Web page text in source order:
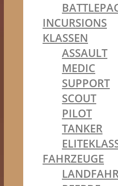
INCURSIONS
KLASSEN
ASSAULT
MEDIC
SUPPORT
SCOUT
PILOT
TANKER
FAHRZEUGE